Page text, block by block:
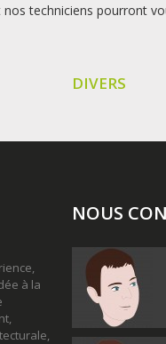
techniciens pourront
DIVERS
à la
NOUS